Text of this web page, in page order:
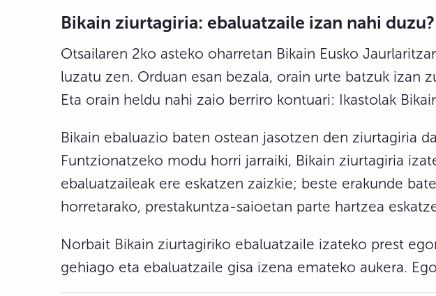
Bikain ziurtagiria: ebaluatzaile izan nahi duzu?
Otsailaren 2ko asteko oharretan Bikain Eusko
luzatu zen. Orduan esan bezala, orain urte batzuk izan
Eta orain heldu nahi zaio berriro kontuari: Ikastolak
Bikain ebaluazio baten ostean jasotzen den ziurtagiria
Funtzionatzeko modu horri jarraiki, Bikain ziurtagiria
ebaluatzaileak ere eskatzen zaizkie; beste erakunde
horretarako, prestakuntza-saioetan parte hartzea
Norbait Bikain ziurtagiriko ebaluatzaile izateko prest
gehiago eta ebaluatzaile gisa izena emateko aukera.